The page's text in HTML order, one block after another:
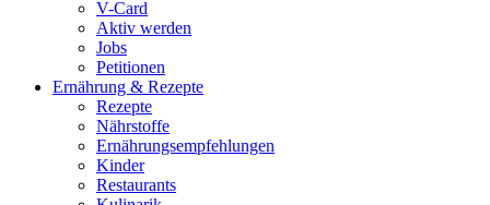
V-Card
Aktiv werden
Jobs
Petitionen
Ernährung & Rezepte
Rezepte
Nährstoffe
Ernährungsempfehlungen
Kinder
Restaurants